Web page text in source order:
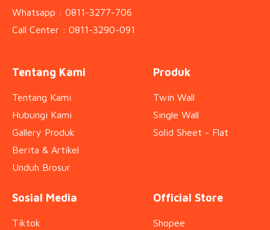
Whatsapp : 0811-3277-706
Call Center : 0811-3290-091
Tentang Kami
Tentang Kami
Hubungi Kami
Gallery Produk
Berita & Artikel
Unduh Brosur
Produk
Twin Wall
Single Wall
Solid Sheet - Flat
Sosial Media
Tiktok
Official Store
Shopee